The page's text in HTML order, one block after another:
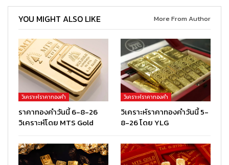
YOU MIGHT ALSO LIKE More From Author
วิเคราะห์ราคาทองคำ
ราคาทองคำวันนี้ 6-8-26
วิเคราะห์โดย MTS Gold
วิเคราะห์ราคาทองคำ
วิเคราะห์ราคาทองคำวันนี้ 5-
8-26 โดย YLG